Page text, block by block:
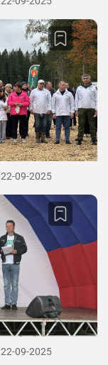
22-09-2025
22-09-2025